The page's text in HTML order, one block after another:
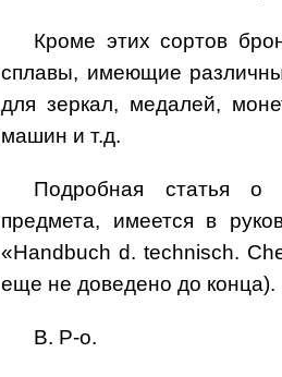
Кроме этих сортов
сплавы, имеющие
для зеркал, медалей,
машин и т.д.
Подробная статья о
предмета, имеется в
«Handbuch d. technisch.
еще не доведено до конца).
В. Р-о.